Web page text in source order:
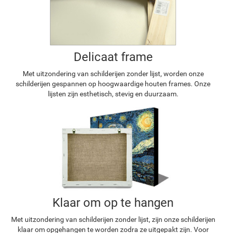
Delicaat frame
Met uitzondering van schilderijen zonder lijst, worden onze
schilderijen gespannen op hoogwaardige houten frames. Onze
lijsten zijn esthetisch, stevig en duurzaam.
Klaar om op te hangen
Met uitzondering van schilderijen zonder lijst, zijn onze schilderijen
klaar om opgehangen te worden zodra ze uitgepakt zijn. Voor